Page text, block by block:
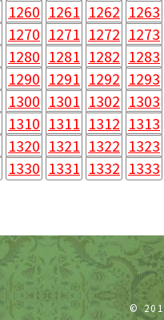
1260 1261 1262 1263
1270 1271 1272 1273
1280 1281 1282 1283
1290 1291 1292 1293
1300 1301 1302 1303
1310 1311 1312 1313
1320 1321 1322 1323
1330 1331 1332 1333
©